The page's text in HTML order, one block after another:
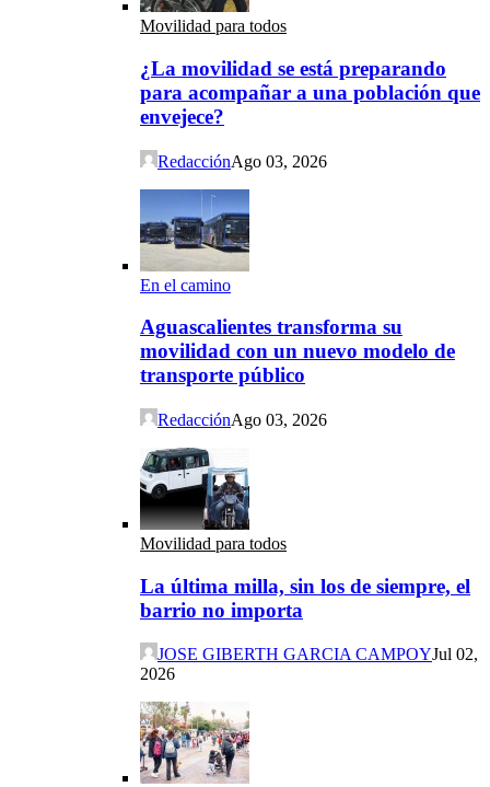
Movilidad para todos
¿La movilidad se está preparando
para acompañar a una población que
envejece?
RedacciónAgo 03, 2026
En el camino
Aguascalientes transforma su
movilidad con un nuevo modelo de
transporte público
RedacciónAgo 03, 2026
Movilidad para todos
La última milla, sin los de siempre, el
barrio no importa
JOSE GIBERTH GARCIA CAMPOYJul 02,
2026